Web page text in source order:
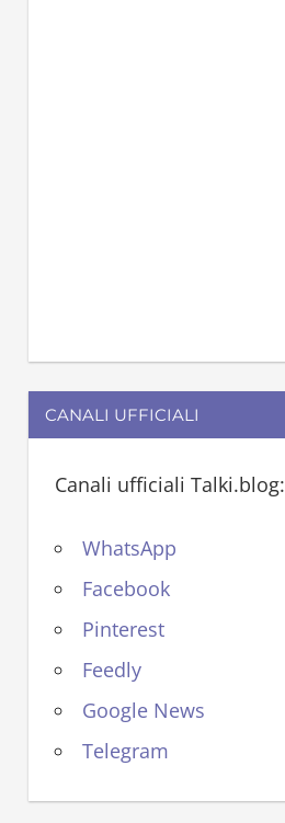
CANALI UFFICIALI
Canali ufficiali Talki.blog:
WhatsApp
Facebook
Pinterest
Feedly
Google News
Telegram